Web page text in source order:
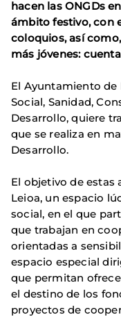
hacen las ONGDs
ámbito festivo, con
coloquios, así
más jóvenes:
El Ayuntamiento de
Social, Sanidad,
Desarrollo, quiere
que se realiza en
Desarrollo.
El objetivo de estas
Leioa, un espacio
social, en el que
que trabajan en
orientadas a
espacio especial
que permitan
el destino de los
proyectos de